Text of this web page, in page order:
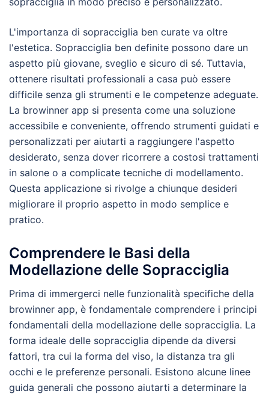
L'importanza di sopracciglia ben curate va oltre
l'estetica. Sopracciglia ben definite possono dare un
aspetto più giovane, sveglio e sicuro di sé. Tuttavia,
ottenere risultati professionali a casa può essere
difficile senza gli strumenti e le competenze adeguate.
La browinner app si presenta come una soluzione
accessibile e conveniente, offrendo strumenti guidati e
personalizzati per aiutarti a raggiungere l'aspetto
desiderato, senza dover ricorrere a costosi trattamenti
in salone o a complicate tecniche di modellamento.
Questa applicazione si rivolge a chiunque desideri
migliorare il proprio aspetto in modo semplice e
pratico.
Comprendere le Basi della
Modellazione delle Sopracciglia
Prima di immergerci nelle funzionalità specifiche della
browinner app, è fondamentale comprendere i principi
fondamentali della modellazione delle sopracciglia. La
forma ideale delle sopracciglia dipende da diversi
fattori, tra cui la forma del viso, la distanza tra gli
occhi e le preferenze personali. Esistono alcune linee
guida generali che possono aiutarti a determinare la